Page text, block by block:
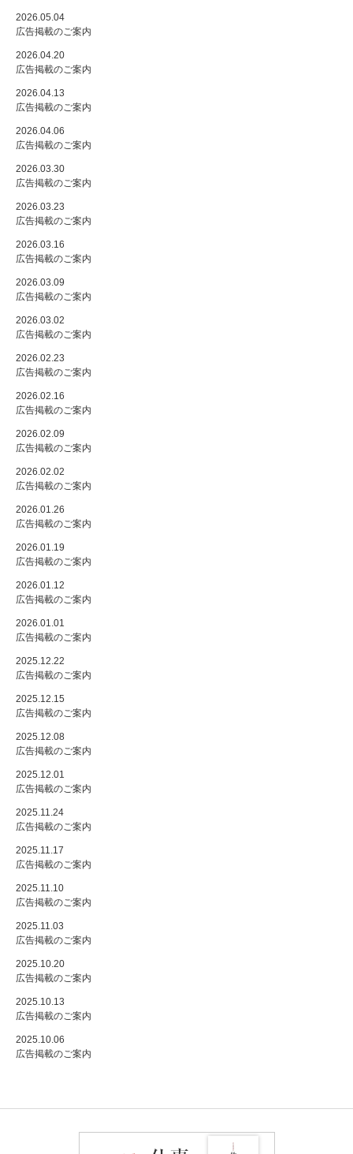
2026.05.04
広告掲載のご案内
2026.04.20
広告掲載のご案内
2026.04.13
広告掲載のご案内
2026.04.06
広告掲載のご案内
2026.03.30
広告掲載のご案内
2026.03.23
広告掲載のご案内
2026.03.16
広告掲載のご案内
2026.03.09
広告掲載のご案内
2026.03.02
広告掲載のご案内
2026.02.23
広告掲載のご案内
2026.02.16
広告掲載のご案内
2026.02.09
広告掲載のご案内
2026.02.02
広告掲載のご案内
2026.01.26
広告掲載のご案内
2026.01.19
広告掲載のご案内
2026.01.12
広告掲載のご案内
2026.01.01
広告掲載のご案内
2025.12.22
広告掲載のご案内
2025.12.15
広告掲載のご案内
2025.12.08
広告掲載のご案内
2025.12.01
広告掲載のご案内
2025.11.24
広告掲載のご案内
2025.11.17
広告掲載のご案内
2025.11.10
広告掲載のご案内
2025.11.03
広告掲載のご案内
2025.10.20
広告掲載のご案内
2025.10.13
広告掲載のご案内
2025.10.06
広告掲載のご案内